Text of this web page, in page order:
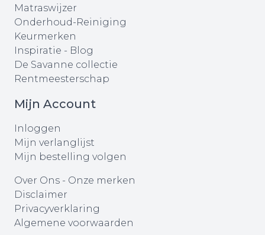
Matraswijzer
Onderhoud-Reiniging
Keurmerken
Inspiratie - Blog
De Savanne collectie
Rentmeesterschap
Mijn Account
Inloggen
Mijn verlanglijst
Mijn bestelling volgen
Over Ons - Onze merken
Disclaimer
Privacyverklaring
Algemene voorwaarden